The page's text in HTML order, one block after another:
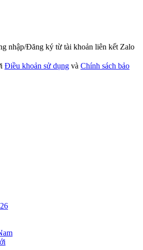
nhập/Đăng ký từ tài khoản liên kết Zalo
Điều khoản sử dụng và Chính sách bảo